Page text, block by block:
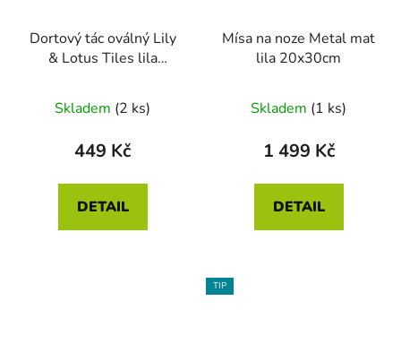
Dortový tác oválný Lily
& Lotus Tiles lila
Skladem (2 ks)
449 Kč
DETAIL
Mísa na noze Metal mat
lila 20x30cm
Skladem (1 ks)
1 499 Kč
DETAIL
TIP